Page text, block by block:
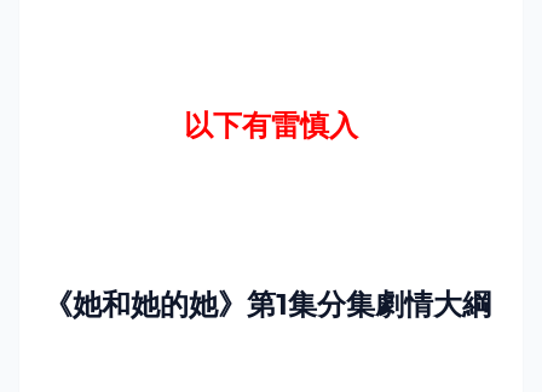
以下有雷慎入
《她和她的她》第1集分集劇情大綱